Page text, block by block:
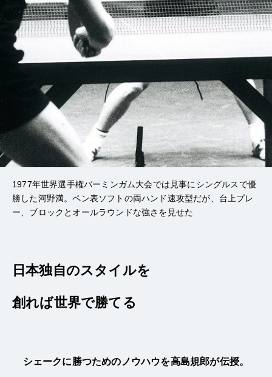
1977年世界選手権バーミンガム大会では見事にシングルスで優
勝した河野満。ペン表ソフトの両ハンド速攻型だが、台上プレ
ー、ブロックとオールラウンドな強さを見せた
日本独自のスタイルを
創れば世界で勝てる
シェークに勝つためのノウハウを高島規郎が伝授。